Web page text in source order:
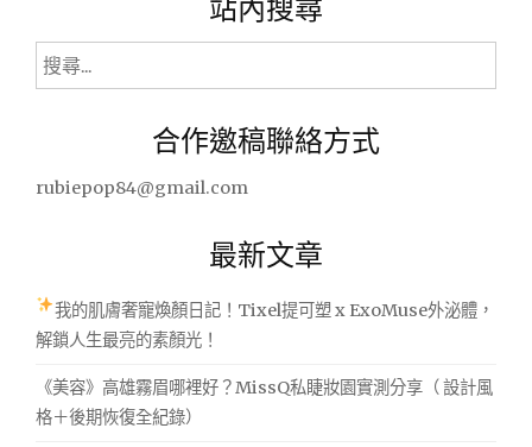
站內搜尋
搜
尋
合作邀稿聯絡方式
rubiepop84@gmail.com
最新文章
我的肌膚奢寵煥顏日記！Tixel提可塑 x ExoMuse外泌體，
解鎖人生最亮的素顏光！
《美容》高雄霧眉哪裡好？MissQ私睫妝園實測分享（ 設計風
格＋後期恢復全紀錄）